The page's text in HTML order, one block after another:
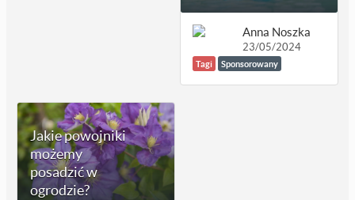
Anna Noszka
23/05/2024
Tagi Sponsorowany
Jakie powojniki
możemy
posadzić w
ogrodzie?